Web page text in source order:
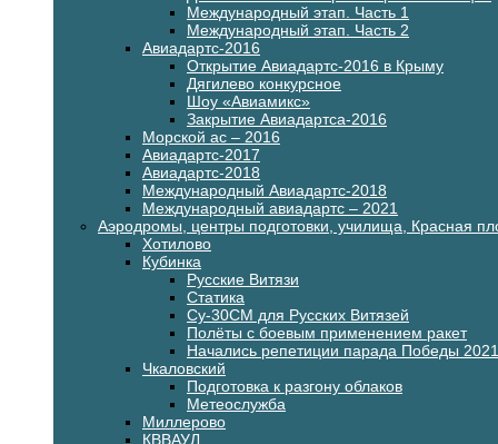
Международный этап. Часть 1
Международный этап. Часть 2
Авиадартс-2016
Открытие Авиадартс-2016 в Крыму
Дягилево конкурсное
Шоу «Авиамикс»
Закрытие Авиадартса-2016
Морской ас – 2016
Авиадартс-2017
Авиадартс-2018
Международный Авиадартс-2018
Международный авиадартс – 2021
Аэродромы, центры подготовки, училища, Красная
Хотилово
Кубинка
Русские Витязи
Статика
Су-30СМ для Русских Витязей
Полёты с боевым применением ракет
Начались репетиции парада Победы 2021
Чкаловский
Подготовка к разгону облаков
Метеослужба
Миллерово
КВВАУЛ